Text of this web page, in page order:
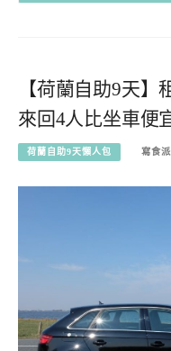
【荷蘭自助9天
來回4人比坐車便
荷蘭自助9天懶人包 寫食派